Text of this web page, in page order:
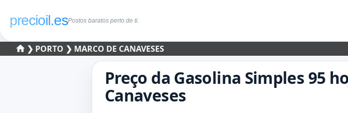
precioil.esPostos baratos perto de ti.
❯ PORTO ❯ MARCO DE CANAVESES
Preço da Gasolina Simples 95
Canaveses